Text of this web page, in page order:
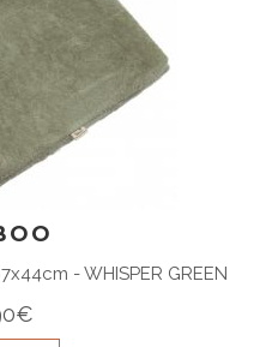
- WHISPER GREEN